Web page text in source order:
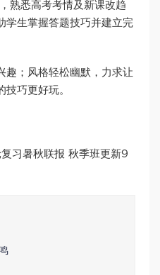
熟悉高考考情及新课改趋
学生掌握答题技巧并建立完
趣；风格轻松幽默，力求让
巧更好玩。
习暑秋联报 秋季班更新9